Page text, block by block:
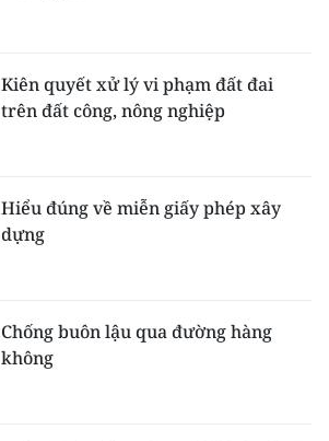
Kiên quyết xử lý vi phạm đất đai
trên đất công, nông nghiệp
Hiểu đúng về miễn giấy phép xây
dựng
Chống buôn lậu qua đường hàng
không